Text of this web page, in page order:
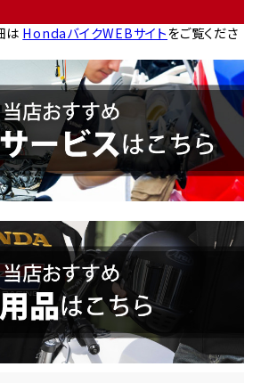
は HondaバイクWEBサイトをご覧くださ
ム 横浜緑
ム 船橋
ム 松戸
ム 蘇我
ム 尼崎
ム 姫路
ム 西宮甲子園
ム 奈良